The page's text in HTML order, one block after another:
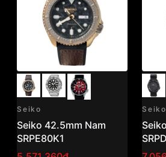
Seiko
Seiko 42.5mm Nam
SRPE80K1
Seiko